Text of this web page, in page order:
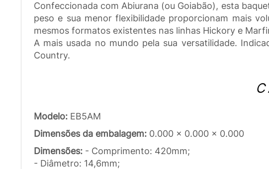
Confeccionada com Abiurana (ou Goiabão), esta
peso e sua menor flexibilidade proporcionam mais
mesmos formatos existentes nas linhas Hickory e
A mais usada no mundo pela sua versatilidade.
Country.
Modelo: EB5AM
Dimensões da embalagem: 0.000 x 0.000 x 0.000
Dimensões: - Comprimento: 420mm;
- Diâmetro: 14,6mm;